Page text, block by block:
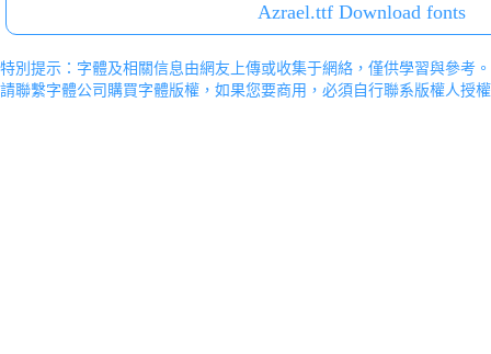
Azrael.ttf Download fonts
特別提示：字體及相關信息由網友上傳或收集于網絡，僅供學習與參考
請聯繫字體公司購買字體版權，如果您要商用，必須自行聯系版權人授